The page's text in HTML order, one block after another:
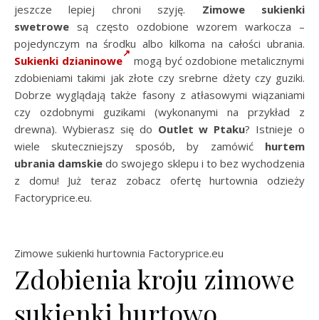
jeszcze lepiej chroni szyję. Zimowe sukienki
swetrowe są często ozdobione wzorem warkocza –
pojedynczym na środku albo kilkoma na całości ubrania.
Sukienki dzianinowe
mogą być ozdobione metalicznymi
zdobieniami takimi jak złote czy srebrne dżety czy guziki.
Dobrze wyglądają także fasony z atłasowymi wiązaniami
czy ozdobnymi guzikami (wykonanymi na przykład z
drewna). Wybierasz się do Outlet w Ptaku? Istnieje o
wiele skuteczniejszy sposób, by zamówić hurtem
ubrania damskie do swojego sklepu i to bez wychodzenia
z domu! Już teraz zobacz ofertę hurtownia odzieży
Factoryprice.eu.
Zimowe sukienki hurtownia Factoryprice.eu
Zdobienia kroju zimowe
sukienki hurtowo